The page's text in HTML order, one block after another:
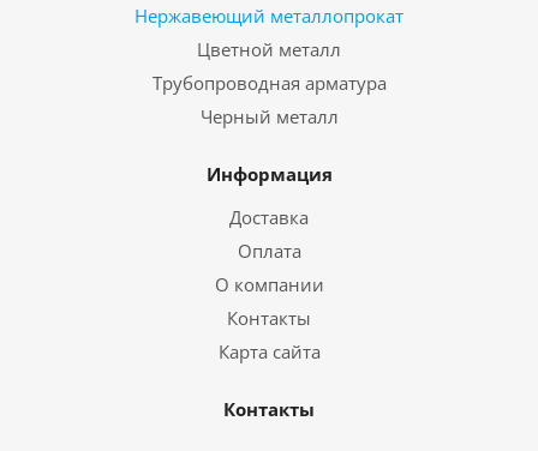
Нержавеющий металлопрокат
Цветной металл
Трубопроводная арматура
Черный металл
Информация
Доставка
Оплата
О компании
Контакты
Карта сайта
Контакты